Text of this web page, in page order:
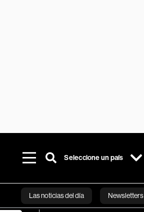
Seleccione un país
Las noticias del día Newsletters